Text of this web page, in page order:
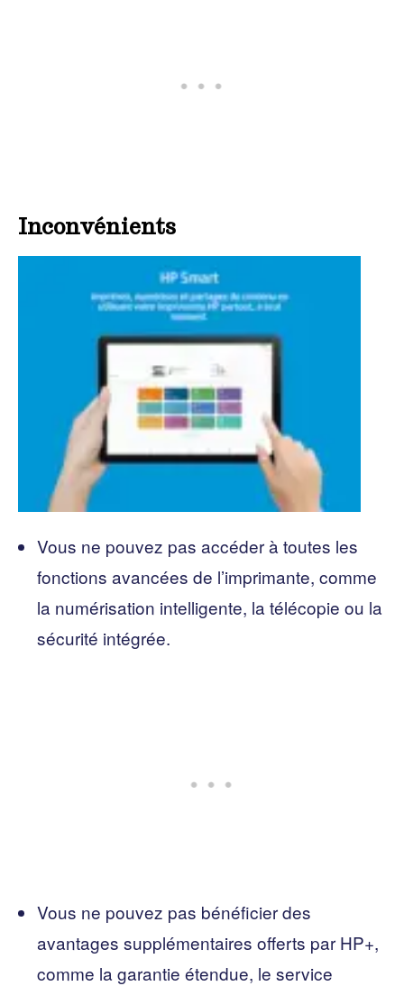
Inconvénients
Vous ne pouvez pas accéder à toutes les
fonctions avancées de l’imprimante, comme
la numérisation intelligente, la télécopie ou la
sécurité intégrée.
Vous ne pouvez pas bénéficier des
avantages supplémentaires offerts par HP+,
comme la garantie étendue, le service